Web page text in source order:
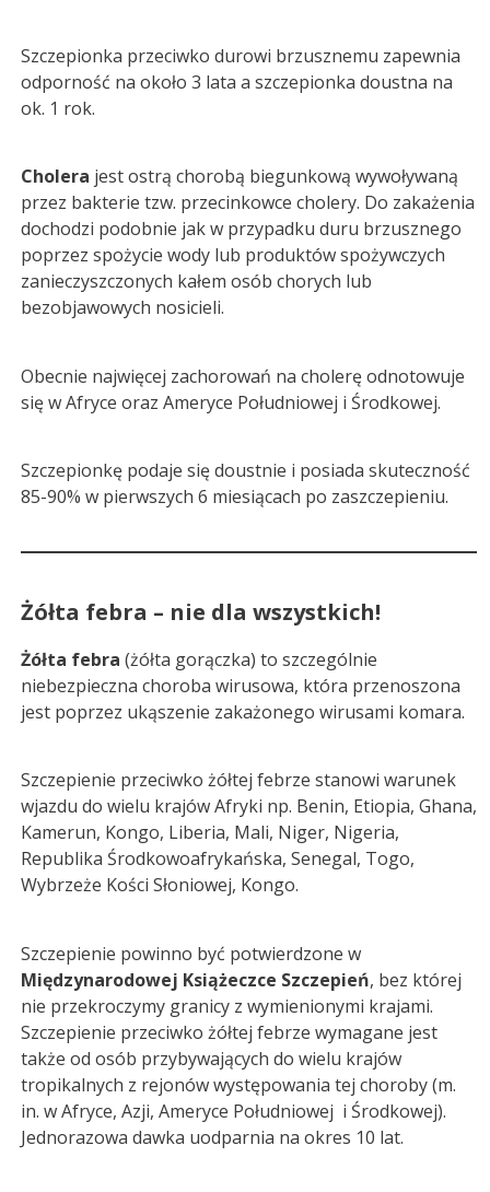
Szczepionka przeciwko durowi brzusznemu zapewnia
odporność na około 3 lata a szczepionka doustna na
ok. 1 rok.
Cholera jest ostrą chorobą biegunkową wywoływaną
przez bakterie tzw. przecinkowce cholery. Do zakażenia
dochodzi podobnie jak w przypadku duru brzusznego
poprzez spożycie wody lub produktów spożywczych
zanieczyszczonych kałem osób chorych lub
bezobjawowych nosicieli.
Obecnie najwięcej zachorowań na cholerę odnotowuje
się w Afryce oraz Ameryce Południowej i Środkowej.
Szczepionkę podaje się doustnie i posiada skuteczność
85-90% w pierwszych 6 miesiącach po zaszczepieniu.
Żółta febra – nie dla wszystkich!
Żółta febra (żółta gorączka) to szczególnie
niebezpieczna choroba wirusowa, która przenoszona
jest poprzez ukąszenie zakażonego wirusami komara.
Szczepienie przeciwko żółtej febrze stanowi warunek
wjazdu do wielu krajów Afryki np. Benin, Etiopia, Ghana,
Kamerun, Kongo, Liberia, Mali, Niger, Nigeria,
Republika Środkowoafrykańska, Senegal, Togo,
Wybrzeże Kości Słoniowej, Kongo.
Szczepienie powinno być potwierdzone w
Międzynarodowej Książeczce Szczepień, bez której
nie przekroczymy granicy z wymienionymi krajami.
Szczepienie przeciwko żółtej febrze wymagane jest
także od osób przybywających do wielu krajów
tropikalnych z rejonów występowania tej choroby (m.
in. w Afryce, Azji, Ameryce Południowej i Środkowej).
Jednorazowa dawka uodparnia na okres 10 lat.